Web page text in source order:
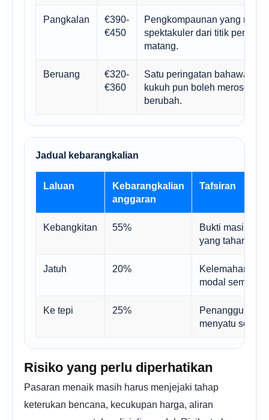
Pangkalan
€390-
€450
Pengkompaunan yang
spektakuler dari titik
matang.
Beruang
€320-
€360
Satu peringatan bahawa
kukuh pun boleh merosot
berubah.
Jadual kebarangkalian
Laluan
Kebarangkalian
anggaran
Tafsiran
Kebangkitan 55%
Bukti masih
yang tahan
Jatuh 20%
Kelemahan itu
modal semasa
Ke tepi 25%
Penanggung
menyatu
Risiko yang perlu diperhatikan
Pasaran menaik masih harus menjejaki tahap
keterukan bencana, kecukupan harga, aliran